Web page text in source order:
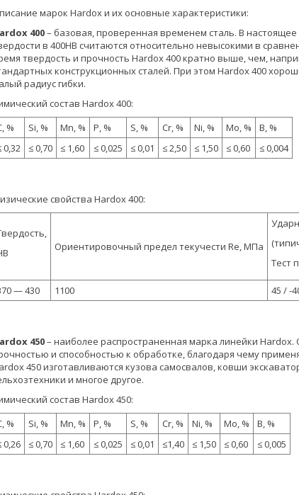
марок Hardox и их основные характеристики:
400– базовая, проверенная временем сталь. В
в 400HB считаются относительно невысокими в
твердость и прочность Hardox 400 кратно выше, чем,
конструкционных сталей. При этом Hardox 400
радиус гибки.
состав Hardox 400:
%
Si, % Mn, % P, % S, % Cr, % Ni, % Mo, %
B, %
0,32
≤ 0,70 ≤ 1,60 ≤ 0,025 ≤ 0,01 ≤ 2,50 ≤ 1,50 ≤ 0,60 ≤ 0,004
свойства Hardox 400:
Ориентировочный предел текучести Re, МПа
Тест
— 430 1100 45 / -
450– наиболее распространенная марка линейки
и способностью к обработке, благодаря чему
450 изготавливаются кузова самосвалов, ковши
и многое другое.
состав Hardox 450:
%
Si, % Mn, % P, % S, % Cr, % Ni, % Mo, %
B, %
0,26
≤ 0,70 ≤ 1,60 ≤ 0,025 ≤ 0,01 ≤1,40 ≤ 1,50 ≤ 0,60 ≤ 0,005